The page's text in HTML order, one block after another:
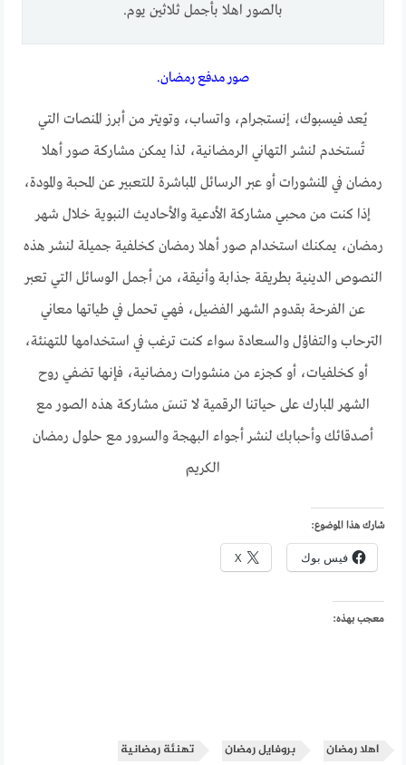
بالصور اهلا بأجمل ثلاثين يوم.
صور مدفع رمضان.
يُعد فيسبوك، إنستجرام، واتساب، وتويتر من أبرز المنصات التي
تُستخدم لنشر التهاني الرمضانية، لذا يمكن مشاركة صور أهلا
رمضان في المنشورات أو عبر الرسائل المباشرة للتعبير عن المحبة والمودة،
إذا كنت من محبي مشاركة الأدعية والأحاديث النبوية خلال شهر
رمضان، يمكنك استخدام صور أهلا رمضان كخلفية جميلة لنشر هذه
النصوص الدينية بطريقة جذابة وأنيقة، من أجمل الوسائل التي تعبر
عن الفرحة بقدوم الشهر الفضيل، فهي تحمل في طياتها معاني
الترحاب والتفاؤل والسعادة سواء كنت ترغب في استخدامها للتهنئة،
أو كخلفيات، أو كجزء من منشورات رمضانية، فإنها تضفي روح
الشهر المبارك على حياتنا الرقمية لا تنسَ مشاركة هذه الصور مع
أصدقائك وأحبابك لنشر أجواء البهجة والسرور مع حلول رمضان
الكريم
شارك هذا الموضوع:
فيس بوك X
معجب بهذه:
اهلا رمضان بروفايل رمضان
تهنئة رمضانية